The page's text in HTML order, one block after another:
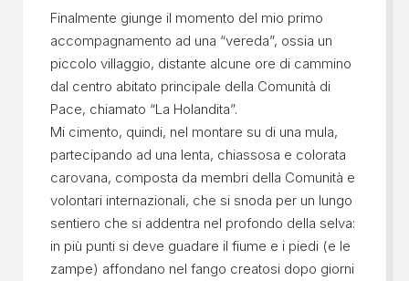
Finalmente giunge il momento del mio primo
accompagnamento ad una “vereda”, ossia un
piccolo villaggio, distante alcune ore di cammino
dal centro abitato principale della Comunità di
Pace, chiamato “La Holandita”.
Mi cimento, quindi, nel montare su di una mula,
partecipando ad una lenta, chiassosa e colorata
carovana, composta da membri della Comunità e
volontari internazionali, che si snoda per un lungo
sentiero che si addentra nel profondo della selva:
in più punti si deve guadare il fiume e i piedi (e le
zampe) affondano nel fango creatosi dopo giorni